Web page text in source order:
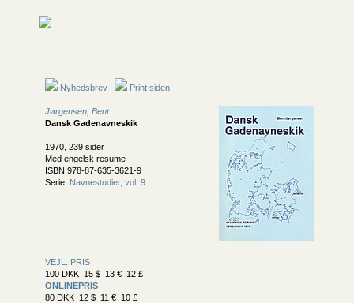
Nyhedsbrev Print siden
Jørgensen, Bent
Dansk Gadenavneskik
1970, 239 sider
Med engelsk resume
ISBN 978-87-635-3621-9
Serie: Navnestudier, vol. 9
VEJL. PRIS
100 DKK 15 $ 13 € 12 £
ONLINEPRIS
80 DKK 12 $ 11 € 10 £